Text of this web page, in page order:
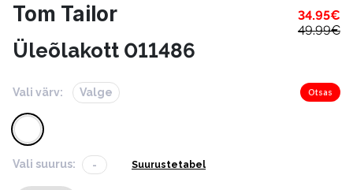
Tom Tailor 34.95€
49.99€
Üleõlakott 011486
Vali värv: Valge Otsas
Vali suurus: - Suurustetabel